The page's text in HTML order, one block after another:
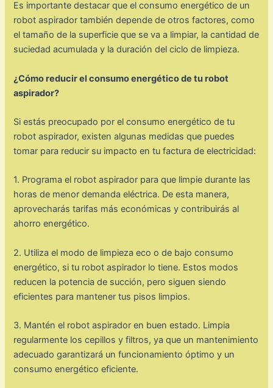
Es importante destacar que el consumo energético de un
robot aspirador también depende de otros factores, como
el tamaño de la superficie que se va a limpiar, la cantidad de
suciedad acumulada y la duración del ciclo de limpieza.
¿Cómo reducir el consumo energético de tu robot
aspirador?
Si estás preocupado por el consumo energético de tu
robot aspirador, existen algunas medidas que puedes
tomar para reducir su impacto en tu factura de electricidad:
1. Programa el robot aspirador para que limpie durante las
horas de menor demanda eléctrica. De esta manera,
aprovecharás tarifas más económicas y contribuirás al
ahorro energético.
2. Utiliza el modo de limpieza eco o de bajo consumo
energético, si tu robot aspirador lo tiene. Estos modos
reducen la potencia de succión, pero siguen siendo
eficientes para mantener tus pisos limpios.
3. Mantén el robot aspirador en buen estado. Limpia
regularmente los cepillos y filtros, ya que un mantenimiento
adecuado garantizará un funcionamiento óptimo y un
consumo energético eficiente.